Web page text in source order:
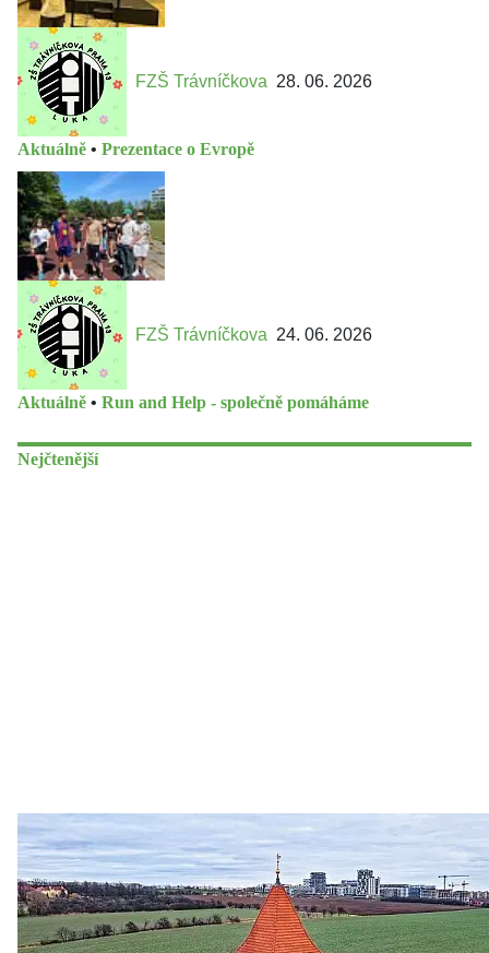
FZŠ Trávníčkova 28. 06. 2026
Aktuálně • Prezentace o Evropě
FZŠ Trávníčkova 24. 06. 2026
Aktuálně • Run and Help - společně pomáháme
Nejčtenější
Zastanem se 03. 08. 2026
Politika • Volební seriál #02: Nová výstavba v jihozápadním